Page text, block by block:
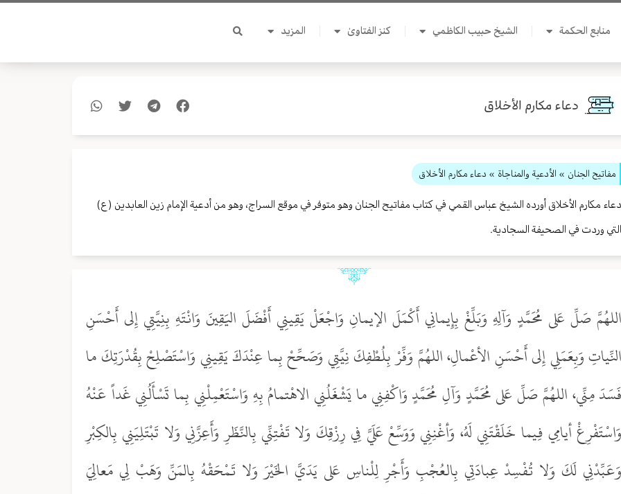
منابع الحكمة الشيخ حبيب الكاظمي كنز الفتاوىٰ المزيد
دعاء مكارم الأخلاق
مفاتيح الجنان » الأدعية والمناجاة » دعاء مكارم الأخلاق
دعاء مكارم الأخلاق أورده الشيخ عباس القمي في كتاب مفاتيح الجنان وهو متوفر في موقع السراج، وهو من أدعية الإمام زين العابدين (ع)
التي وردت في الصحيفة السجادية.
اللهُمَّ صَلِّ عَلى مُحَمَّدٍ وَآلِهِ وَبَلِّغْ بِإِيمانِي أَكْمَلَ الإيمانِ وَاجْعَلْ يَقِينِي أَفْضَلَ اليَقِينَ وَانْتَهِ بِنِيَّتِي إِلى أَحْسَنِ
النِّياتِ وَبِعَمَلِي إِلى أَحْسَنِ الأعْمالِ، اللهُمَّ وَفِّرْ بِلُطْفِكَ نِيَّتِي وَصَحِّحْ بِما عِنْدَكَ يَقِينِي وَاسْتَصْلِحْ بِقُدْرَتِكَ ما
فَسَدَ مِنِّي، اللهُمَّ صَلِّ عَلى مُحَمَّدٍ وَآلِ مُحَمَّدٍ وَاكْفِنِي ما يَشْغَلُنِي الاهْتمامُ بِهِ وَاسْتَعْمِلْنِي بِما تَسْأَلُنِي غَداً عَنْهُ
وَاسْتَفْرِغْ أيامِي فِيما خَلَقْتَنِي‌ لَهُ، وَأغْنِنِي وَوَسِّعْ عَلَيَّ فِي رِزْقِكَ وَلا تَفْتِنِّي بِالنَّظَرِ وَأَعِزَّنِي وَلا تَبْتَلِيَنِي بِالكِبْرِ
وَعَبِّدْنِي لَكَ وَلا تُفْسِدْ عِبادَتِي بِالعُجْبِ وَأَجْرِ لِلْناسِ عَلى يَدَيَّ الخَيْرَ وَلا تَمْحَقْهُ بِالمَنِّ وَهَبْ لِي مَعالِيَ